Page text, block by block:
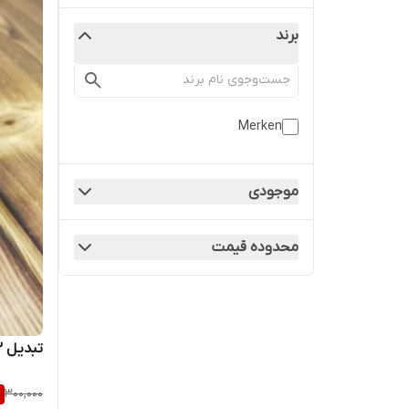
برند
Merken
موجودی
محدوده قیمت
تبدیل 3 به 2 مرکن مدل T-605K2
300,000